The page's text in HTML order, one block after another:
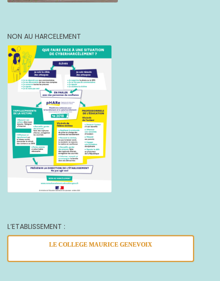
NON AU HARCELEMENT
L’ETABLISSEMENT :
LE COLLEGE MAURICE GENEVOIX